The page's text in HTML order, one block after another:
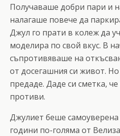
Получаваше добри пари и
налагаше повече да
Джул го прати в колеж да
моделира по свой вкус. В
съпротивяваше на
от досегашния си живот.
предаде. Даде си сметка,
противи.
Джулиет беше
години по-голяма от